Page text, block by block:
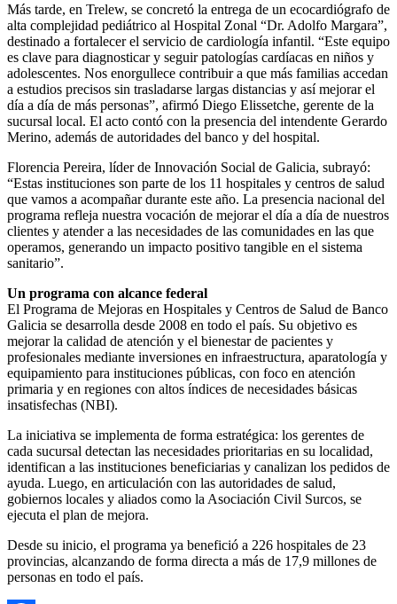
Más tarde, en Trelew, se concretó la entrega de un ecocardiógrafo de
alta complejidad pediátrico al Hospital Zonal “Dr. Adolfo Margara”,
destinado a fortalecer el servicio de cardiología infantil. “Este equipo
es clave para diagnosticar y seguir patologías cardíacas en niños y
adolescentes. Nos enorgullece contribuir a que más familias accedan
a estudios precisos sin trasladarse largas distancias y así mejorar el
día a día de más personas”, afirmó Diego Elissetche, gerente de la
sucursal local. El acto contó con la presencia del intendente Gerardo
Merino, además de autoridades del banco y del hospital.
Florencia Pereira, líder de Innovación Social de Galicia, subrayó:
“Estas instituciones son parte de los 11 hospitales y centros de salud
que vamos a acompañar durante este año. La presencia nacional del
programa refleja nuestra vocación de mejorar el día a día de nuestros
clientes y atender a las necesidades de las comunidades en las que
operamos, generando un impacto positivo tangible en el sistema
sanitario”.
Un programa con alcance federal
El Programa de Mejoras en Hospitales y Centros de Salud de Banco
Galicia se desarrolla desde 2008 en todo el país. Su objetivo es
mejorar la calidad de atención y el bienestar de pacientes y
profesionales mediante inversiones en infraestructura, aparatología y
equipamiento para instituciones públicas, con foco en atención
primaria y en regiones con altos índices de necesidades básicas
insatisfechas (NBI).
La iniciativa se implementa de forma estratégica: los gerentes de
cada sucursal detectan las necesidades prioritarias en su localidad,
identifican a las instituciones beneficiarias y canalizan los pedidos de
ayuda. Luego, en articulación con las autoridades de salud,
gobiernos locales y aliados como la Asociación Civil Surcos, se
ejecuta el plan de mejora.
Desde su inicio, el programa ya benefició a 226 hospitales de 23
provincias, alcanzando de forma directa a más de 17,9 millones de
personas en todo el país.